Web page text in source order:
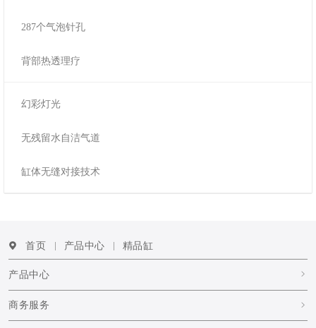
287个气泡针孔
背部热透理疗
幻彩灯光
无残留水自洁气道
缸体无缝对接技术
首页 产品中心 精品缸
产品中心
商务服务